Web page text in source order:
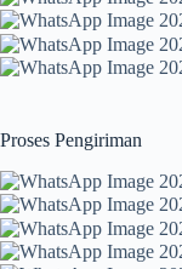
Proses Pengiriman